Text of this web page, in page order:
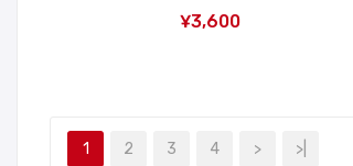
¥3,600
1 2 3 4 > >|